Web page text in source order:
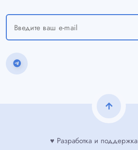
arrow_upward
♥ Разработка и поддержка